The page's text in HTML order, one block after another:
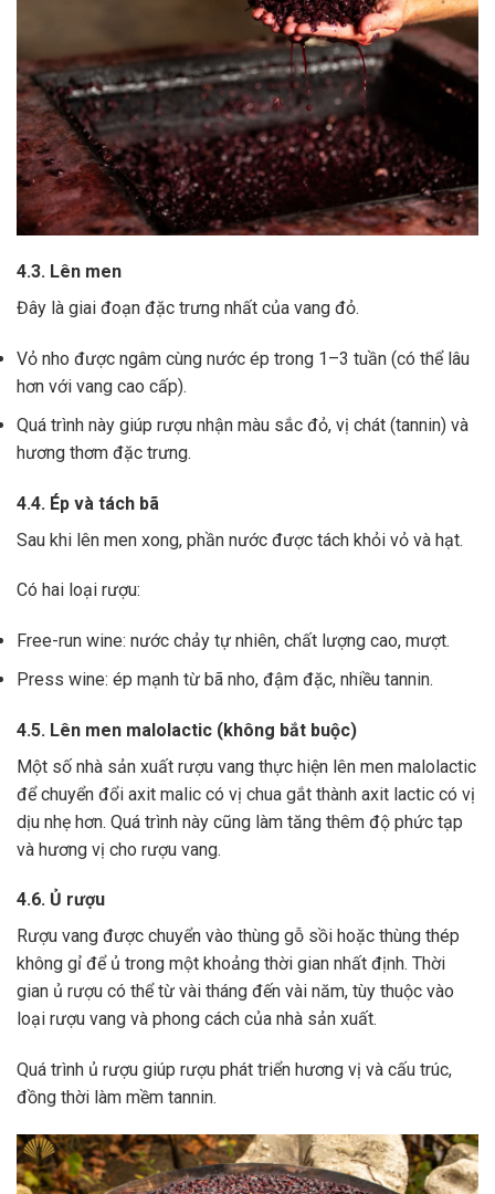
4.3. Lên men
Đây là giai đoạn đặc trưng nhất của vang đỏ.
Vỏ nho được ngâm cùng nước ép trong 1–3 tuần (có thể lâu
hơn với vang cao cấp).
Quá trình này giúp rượu nhận màu sắc đỏ, vị chát (tannin) và
hương thơm đặc trưng.
4.4. Ép và tách bã
Sau khi lên men xong, phần nước được tách khỏi vỏ và hạt.
Có hai loại rượu:
Free-run wine: nước chảy tự nhiên, chất lượng cao, mượt.
Press wine: ép mạnh từ bã nho, đậm đặc, nhiều tannin.
4.5. Lên men malolactic (không bắt buộc)
Một số nhà sản xuất rượu vang thực hiện lên men malolactic
để chuyển đổi axit malic có vị chua gắt thành axit lactic có vị
dịu nhẹ hơn. Quá trình này cũng làm tăng thêm độ phức tạp
và hương vị cho rượu vang.
4.6. Ủ rượu
Rượu vang được chuyển vào thùng gỗ sồi hoặc thùng thép
không gỉ để ủ trong một khoảng thời gian nhất định. Thời
gian ủ rượu có thể từ vài tháng đến vài năm, tùy thuộc vào
loại rượu vang và phong cách của nhà sản xuất.
Quá trình ủ rượu giúp rượu phát triển hương vị và cấu trúc,
đồng thời làm mềm tannin.